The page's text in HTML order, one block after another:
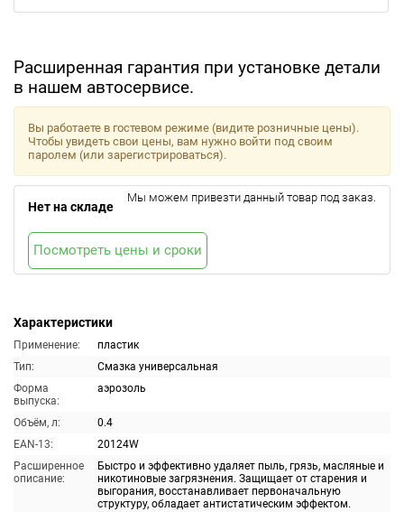
Расширенная гарантия при установке детали
в нашем автосервисе.
Характеристики
Применение:
пластик
Тип:
Смазка универсальная
Форма
выпуска:
аэрозоль
Объём, л:
0.4
EAN-13:
20124W
Расширенное
описание:
Быстро и эффективно удаляет пыль, грязь, масляные и
никотиновые загрязнения. Защищает от старения и
выгорания, восстанавливает первоначальную
структуру, обладает антистатическим эффектом.
Вы работаете в гостевом режиме (видите розничные цены).
Чтобы увидеть свои цены, вам нужно войти под своим
паролем (или зарегистрироваться).
Нет на складе
Мы можем привезти данный товар под заказ.
Посмотреть цены и сроки